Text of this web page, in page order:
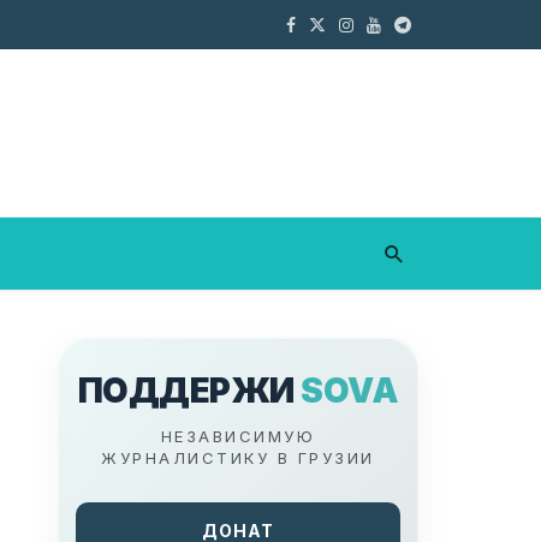
ПОДДЕРЖИ SOVA
НЕЗАВИСИМУЮ
ЖУРНАЛИСТИКУ В ГРУЗИИ
ДОНАТ